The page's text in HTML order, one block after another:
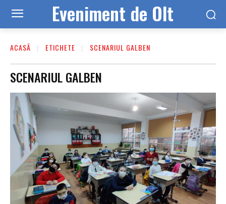
Eveniment de Olt
ACASĂ ETICHETE SCENARIUL GALBEN
SCENARIUL GALBEN